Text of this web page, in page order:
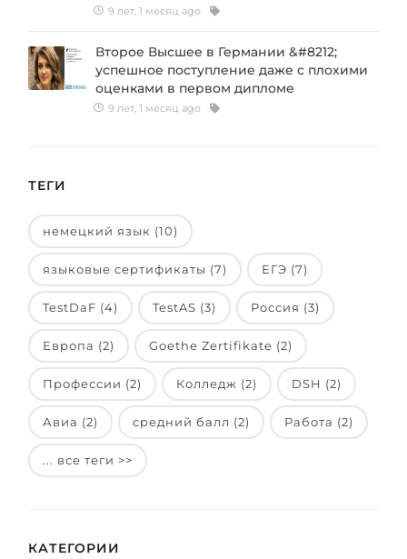
9 лет, 1 месяц ago
Второе Высшее в Германии &#8212;
успешное поступление даже с плохими
оценками в первом дипломе
9 лет, 1 месяц ago
ТЕГИ
немецкий язык (10)
языковые сертификаты (7) ЕГЭ (7)
TestDaF (4) TestAS (3) Россия (3)
Европа (2) Goethe Zertifikate (2)
Профессии (2) Колледж (2) DSH (2)
Авиа (2) средний балл (2) Работа (2)
... все теги >>
КАТЕГОРИИ